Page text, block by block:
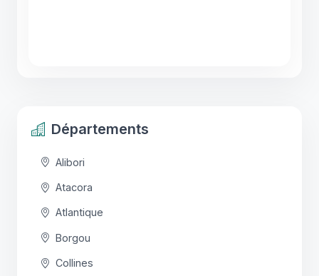
Départements
Alibori
Atacora
Atlantique
Borgou
Collines